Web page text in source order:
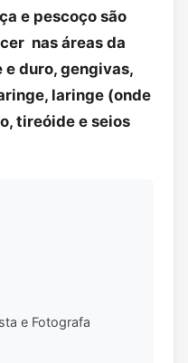
e pescoço são
nas áreas da
e duro, gengivas,
laringe (onde
tireóide e seios
e Fotografa